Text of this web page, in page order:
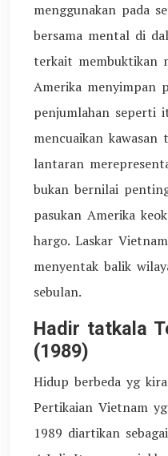
menggunakan pada
bersama mental di
terkait membuktikan
Amerika menyimpan
penjumlahan seperti
mencuaikan
lantaran
bukan bernilai
pasukan Amerika
hargo. Laskar
menyentak balik
sebulan.
Hadir tatkala
(1989)
Hidup berbeda yg
Pertikaian Vietnam
1989 diartikan